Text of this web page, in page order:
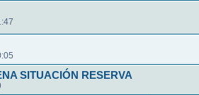
SITUACIÓN RESERVA